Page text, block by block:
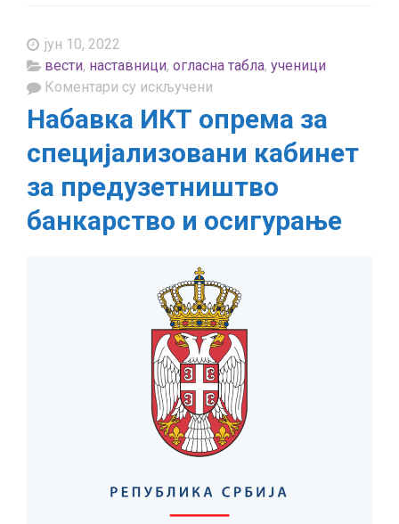
јун 10, 2022
вести, наставници, огласна табла, ученици
Коментари су искључени
ИКТ
опрема
специјализовани
кабинет
за
банкарство
и
осигурање
Набавка ИКТ опрема за
специјализовани кабинет
за предузетништво
банкарство и осигурање